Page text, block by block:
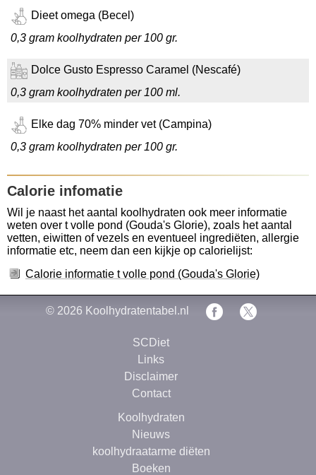
Dieet omega (Becel)
0,3 gram koolhydraten per 100 gr.
Dolce Gusto Espresso Caramel (Nescafé)
0,3 gram koolhydraten per 100 ml.
Elke dag 70% minder vet (Campina)
0,3 gram koolhydraten per 100 gr.
Calorie infomatie
Wil je naast het aantal koolhydraten ook meer informatie
weten over t volle pond (Gouda's Glorie), zoals het aantal
vetten, eiwitten of vezels en eventueel ingrediëten, allergie
informatie etc, neem dan een kijkje op calorielijst:
Calorie informatie t volle pond (Gouda's Glorie)
© 2026 Koolhydratentabel.nl
SCDiet
Links
Disclaimer
Contact
Koolhydraten
Nieuws
koolhydraatarme diëten
Boeken